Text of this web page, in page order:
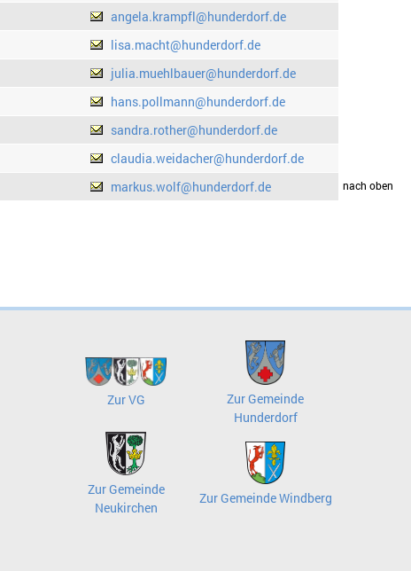
angela.krampfl@hunderdorf.de
lisa.macht@hunderdorf.de
julia.muehlbauer@hunderdorf.de
hans.pollmann@hunderdorf.de
sandra.rother@hunderdorf.de
claudia.weidacher@hunderdorf.de
markus.wolf@hunderdorf.dedrucken nach oben
Zur VG
Zur Gemeinde
Hunderdorf
Zur Gemeinde
Neukirchen
Zur Gemeinde Windberg